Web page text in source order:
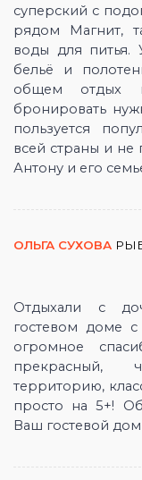
суперский с
рядом Магнит,
воды для питья.
бельё и
общем отдых
бронировать
пользуется
всей страны и
Антону и его
ОЛЬГА СУХОВА
Отдыхали с
гостевом доме с
огромное
прекрасный,
территорию,
просто на 5+!
Ваш гостевой